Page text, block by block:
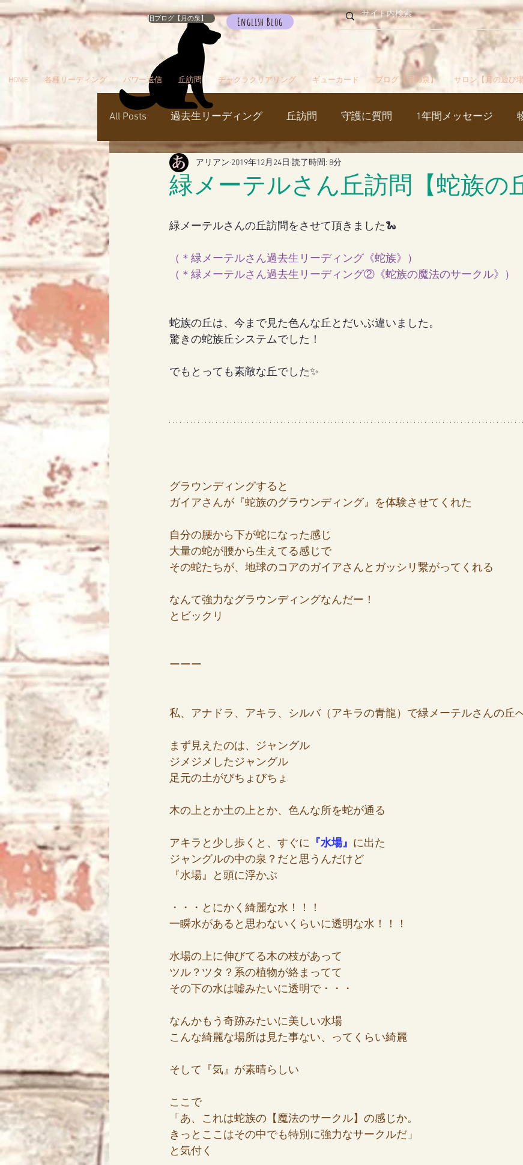
旧ブログ【月の泉】 English Blog
HOME 各種リーディング パワー送信 丘訪問 チャクラクリアリング ギューカード ブログ【月の泉】 サロン【月の遊び場
All Posts 過去生リーディング 丘訪問 守護に質問 1年間メッセージ
パワー送信 冥界 天国 カルマパターン
ダンスミュア 覚醒／毒出し 妊娠・出産・不妊
緑メーテルさん丘訪問【蛇族の
アリアン 2019年12月24日 読了時間: 8分
緑メーテルさんの丘訪問をさせて頂きました🐍
（＊ 緑メーテルさん過去生リーディング《蛇族》
）
（＊ 緑メーテルさん過去生リーディング②《蛇族の魔法のサークル》 ）
蛇族の丘は、今まで見た色んな丘とだいぶ違いました。
驚きの蛇族丘システムでした！
でもとっても素敵な丘でした✨
グラウンディングすると
ガイアさんが『蛇族のグラウンディング』を体験させてくれた
自分の腰から下が蛇になった感じ
大量の蛇が腰から生えてる感じで
その蛇たちが、地球のコアのガイアさんとガッシリ繋がってくれる
なんて強力なグラウンディングなんだー！
とビックリ
ーーー
私、アナドラ、アキラ、シルバ（アキラの青龍）で緑メーテルさんの丘
まず見えたのは、ジャングル
ジメジメしたジャングル
足元の土がびちょびちょ
木の上とか土の上とか、色んな所を蛇が通る
アキラと少し歩くと、すぐに 『水場』 に出た
ジャングルの中の泉？だと思うんだけど
『水場』と頭に浮かぶ
・・・とにかく綺麗な水！！！
一瞬水があると思わないくらいに透明な水！！！
水場の上に伸びてる木の枝があって
ツル？ツタ？系の植物が絡まってて
その下の水は嘘みたいに透明で・・・
なんかもう奇跡みたいに美しい水場
こんな綺麗な場所は見た事ない、ってくらい綺麗
そして『気』が素晴らしい
ここで
「あ、これは蛇族の【魔法のサークル】の感じか。
きっとここはその中でも特別に強力なサークルだ」
と気付く